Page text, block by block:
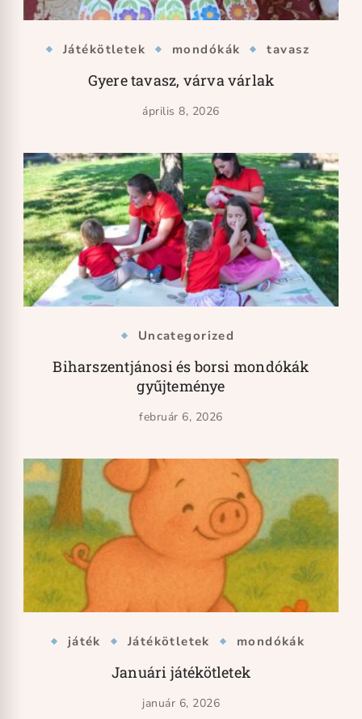
Játékötletek mondókák tavasz
Gyere tavasz, várva várlak
április 8, 2026
Uncategorized
Biharszentjánosi és borsi mondókák
gyűjteménye
február 6, 2026
játék Játékötletek mondókák
Januári játékötletek
január 6, 2026